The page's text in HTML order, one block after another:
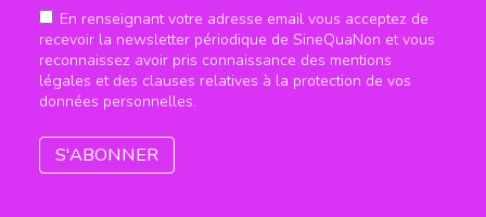
En renseignant votre adresse email vous acceptez de
recevoir la newsletter périodique de SineQuaNon et vous
reconnaissez avoir pris connaissance des mentions
légales et des clauses relatives à la protection de vos
données personnelles.